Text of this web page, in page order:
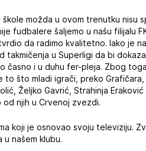
škole možda u ovom trenutku nisu
fudbalere šaljemo u našu filijalu
da radimo kvalitetno. Iako je
takmičenja u Superligi da bi
časno i u duhu fer-pleja. Zbog
to što mladi igrači, preko
Željko Gavrić, Strahinja
njih u Crvenoj zvezdi.
koji je osnovao svoju televiziju.
našem klubu.